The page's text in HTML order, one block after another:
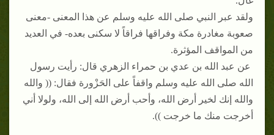
ولقد عبر النبي صلى الله عليه وسلم عن هذا المعنى -معنى
صعوبة مغادرة مكة وفراقها فراقاً لا سكنى بعده- في العديد
من المواقف المؤثرة.
عن عبد الله بن عدي بن حمراء الزهري قال: رأيت رسول
الله صلى الله عليه وسلم واقفاً على الحَزْورة فقال: (( والله
والله إنك لخير أرض الله، وأحب أرض الله إلى الله، ولولا أني
أخرجت منك ما خرجت )).